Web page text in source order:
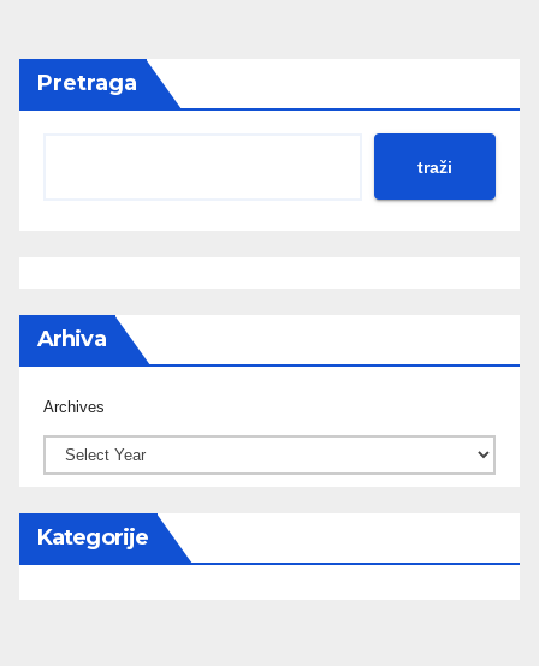
Pretraga
traži
Arhiva
Archives
Kategorije